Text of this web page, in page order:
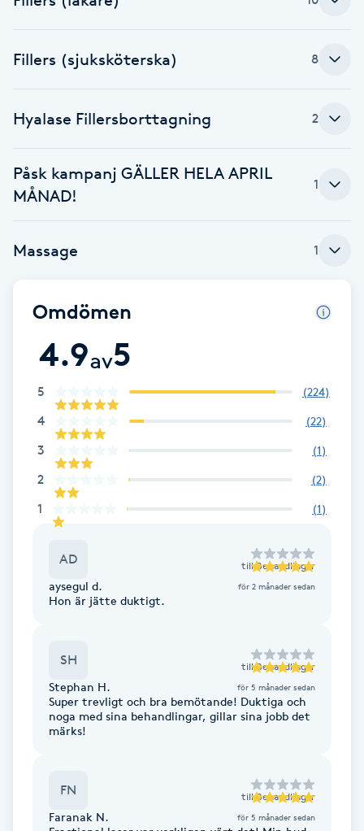
Hollywood Peel
Hot Stone Massage
Hudföryngring
Huduppstramning
Hyaluronsyra
Hyperhidros
Hypnos
Hårborttagning
Hårbottenbehandling
Hårförlängning
Hälsprickor
Fillers (sjuksköterska) 8
Hyalase Fillersborttagning 2
Påsk kampanj GÄLLER HELA APRIL
MÅNAD!
1
Massage 1
Omdömen
4.9av5
5 (224)
4 (22)
3 (1)
2 (2)
1 (1)
AD till Behandlingar
aysegul d. för 2 månader sedan
Hon är jätte duktigt.
SH till Behandlingar
Stephan H. för 5 månader sedan
Super trevligt och bra bemötande! Duktiga och
noga med sina behandlingar, gillar sina jobb det
märks!
FN till Behandlingar
Faranak N. för 5 månader sedan